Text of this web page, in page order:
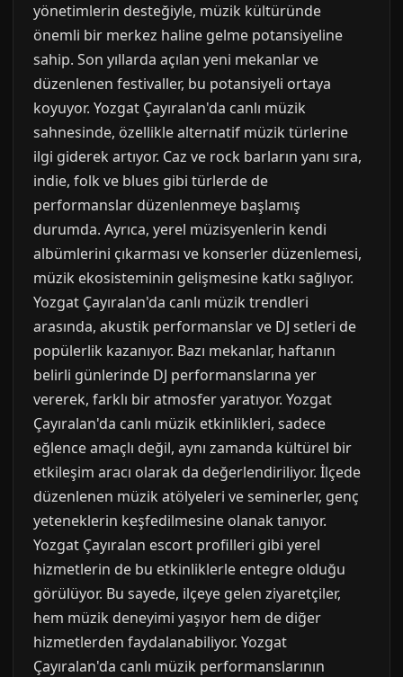
yönetimlerin desteğiyle, müzik kültüründe
önemli bir merkez haline gelme potansiyeline
sahip. Son yıllarda açılan yeni mekanlar ve
düzenlenen festivaller, bu potansiyeli ortaya
koyuyor. Yozgat Çayıralan'da canlı müzik
sahnesinde, özellikle alternatif müzik türlerine
ilgi giderek artıyor. Caz ve rock barların yanı sıra,
indie, folk ve blues gibi türlerde de
performanslar düzenlenmeye başlamış
durumda. Ayrıca, yerel müzisyenlerin kendi
albümlerini çıkarması ve konserler düzenlemesi,
müzik ekosisteminin gelişmesine katkı sağlıyor.
Yozgat Çayıralan'da canlı müzik trendleri
arasında, akustik performanslar ve DJ setleri de
popülerlik kazanıyor. Bazı mekanlar, haftanın
belirli günlerinde DJ performanslarına yer
vererek, farklı bir atmosfer yaratıyor. Yozgat
Çayıralan'da canlı müzik etkinlikleri, sadece
eğlence amaçlı değil, aynı zamanda kültürel bir
etkileşim aracı olarak da değerlendiriliyor. İlçede
düzenlenen müzik atölyeleri ve seminerler, genç
yeteneklerin keşfedilmesine olanak tanıyor.
Yozgat Çayıralan escort profilleri gibi yerel
hizmetlerin de bu etkinliklerle entegre olduğu
görülüyor. Bu sayede, ilçeye gelen ziyaretçiler,
hem müzik deneyimi yaşıyor hem de diğer
hizmetlerden faydalanabiliyor. Yozgat
Çayıralan'da canlı müzik performanslarının